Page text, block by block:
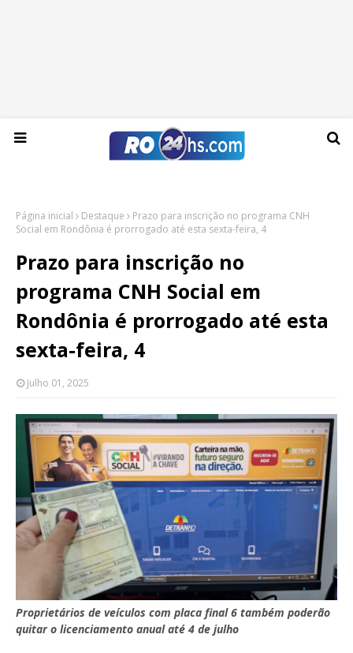
Quinta-feira, 06 de agosto de 2026
Página inicial Destaque
Prazo para inscrição no programa CNH
Social em Rondônia é prorrogado até esta sexta-feira, 4
Prazo para inscrição no
programa CNH Social em
Rondônia é prorrogado até esta
sexta-feira, 4
Julho 01, 2025
Proprietários de veículos com placa final 6 também poderão
quitar o licenciamento anual até 4 de julho